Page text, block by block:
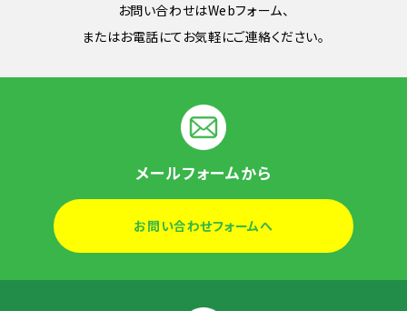
お問い合わせはWebフォーム、
またはお電話にてお気軽にご連絡ください。
メールフォームから
お問い合わせフォームへ